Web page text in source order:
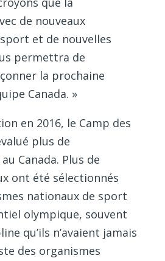
de nouveaux
et de nouvelles
permettra de
la prochaine
Canada. »
en 2016, le Camp des
plus de
Canada. Plus de
ont été sélectionnés
nationaux de sport
olympique, souvent
qu’ils n’avaient jamais
des organismes